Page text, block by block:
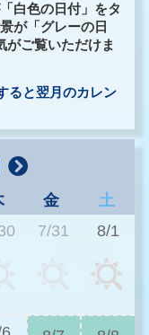
白色の日付」をタ
が「グレーの日
がご覧いただけま
ると翌月のカレン
金
土
7/31 8/1